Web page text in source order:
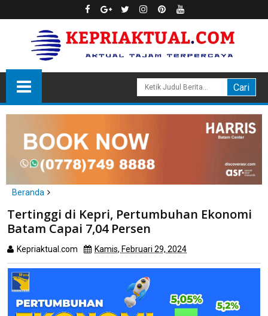
Beranda
Batam
Tertinggi di Kepri, Pertumbuhan Ekonomi Batam Capai 7,04
Tertinggi di Kepri, Pertumbuhan Ekonomi
Batam Capai 7,04 Persen
Kepriaktual.com Kamis, Februari 29, 2024